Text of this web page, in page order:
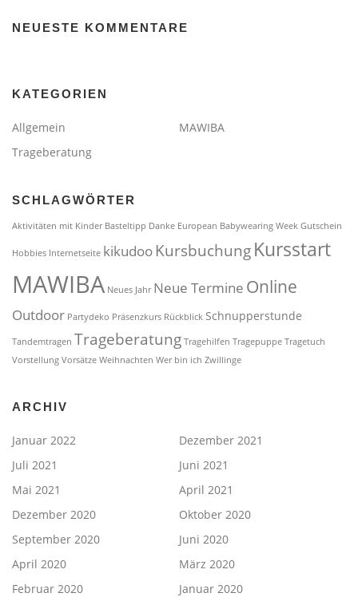
NEUESTE KOMMENTARE
KATEGORIEN
Allgemein
MAWIBA
Trageberatung
SCHLAGWÖRTER
Aktivitäten mit Kinder Basteltipp Danke European Babywearing Week Gutschein
Hobbies Internetseite kikudoo KursbuchungKursstart
MAWIBA Neues Jahr Neue Termine Online
Outdoor Partydeko Präsenzkurs Rückblick Schnupperstunde
Tandemtragen Trageberatung Tragehilfen Tragepuppe Tragetuch
Vorstellung Vorsätze Weihnachten Wer bin ich Zwillinge
ARCHIV
Januar 2022
Dezember 2021
Juli 2021
Juni 2021
Mai 2021
April 2021
Dezember 2020
Oktober 2020
September 2020
Juni 2020
April 2020
März 2020
Februar 2020
Januar 2020